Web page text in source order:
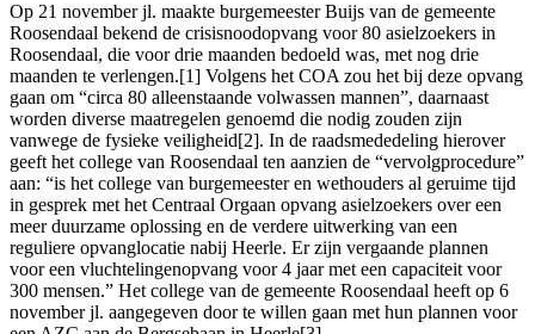
Op 21 november jl. maakte burgemeester Buijs van de gemeente
Roosendaal bekend de crisisnoodopvang voor 80 asielzoekers in
Roosendaal, die voor drie maanden bedoeld was, met nog drie
maanden te verlengen.[1] Volgens het COA zou het bij deze opvang
gaan om “circa 80 alleenstaande volwassen mannen”, daarnaast
worden diverse maatregelen genoemd die nodig zouden zijn
vanwege de fysieke veiligheid[2]. In de raadsmededeling hierover
geeft het college van Roosendaal ten aanzien de “vervolgprocedure”
aan: “is het college van burgemeester en wethouders al geruime tijd
in gesprek met het Centraal Orgaan opvang asielzoekers over een
meer duurzame oplossing en de verdere uitwerking van een
reguliere opvanglocatie nabij Heerle. Er zijn vergaande plannen
voor een vluchtelingenopvang voor 4 jaar met een capaciteit voor
300 mensen.” Het college van de gemeente Roosendaal heeft op 6
november jl. aangegeven door te willen gaan met hun plannen voor